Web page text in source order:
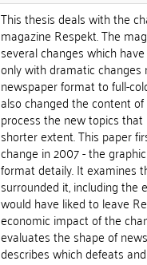
This thesis deals with the
magazine Respekt. The
several changes which
only with dramatic
newspaper format to full-
also changed the content
process the new topics
shorter extent. This paper
change in 2007 - the
format detaily. It examines
surrounded it, including
would have liked to leave
economic impact of the
evaluates the shape of
describes which defeats